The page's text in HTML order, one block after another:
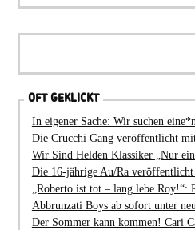
OFT GEKLICKT
In eigener Sache: Wir suchen
Die Crucchi Gang veröffentlicht
Wir Sind Helden Klassiker „Nur
Die 16-jährige Au/Ra
„Roberto ist tot – lang lebe
Abbrunzati Boys ab sofort unter
Der Sommer kann kommen! Cari